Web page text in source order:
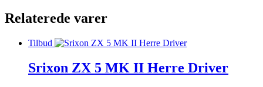
Relaterede varer
Tilbud
Srixon ZX 5 MK II Herre Driver